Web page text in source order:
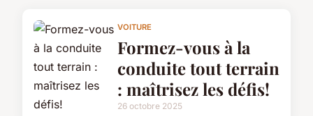
VOITURE
Formez-vous à la
conduite tout terrain
: maîtrisez les défis!
26 octobre 2025